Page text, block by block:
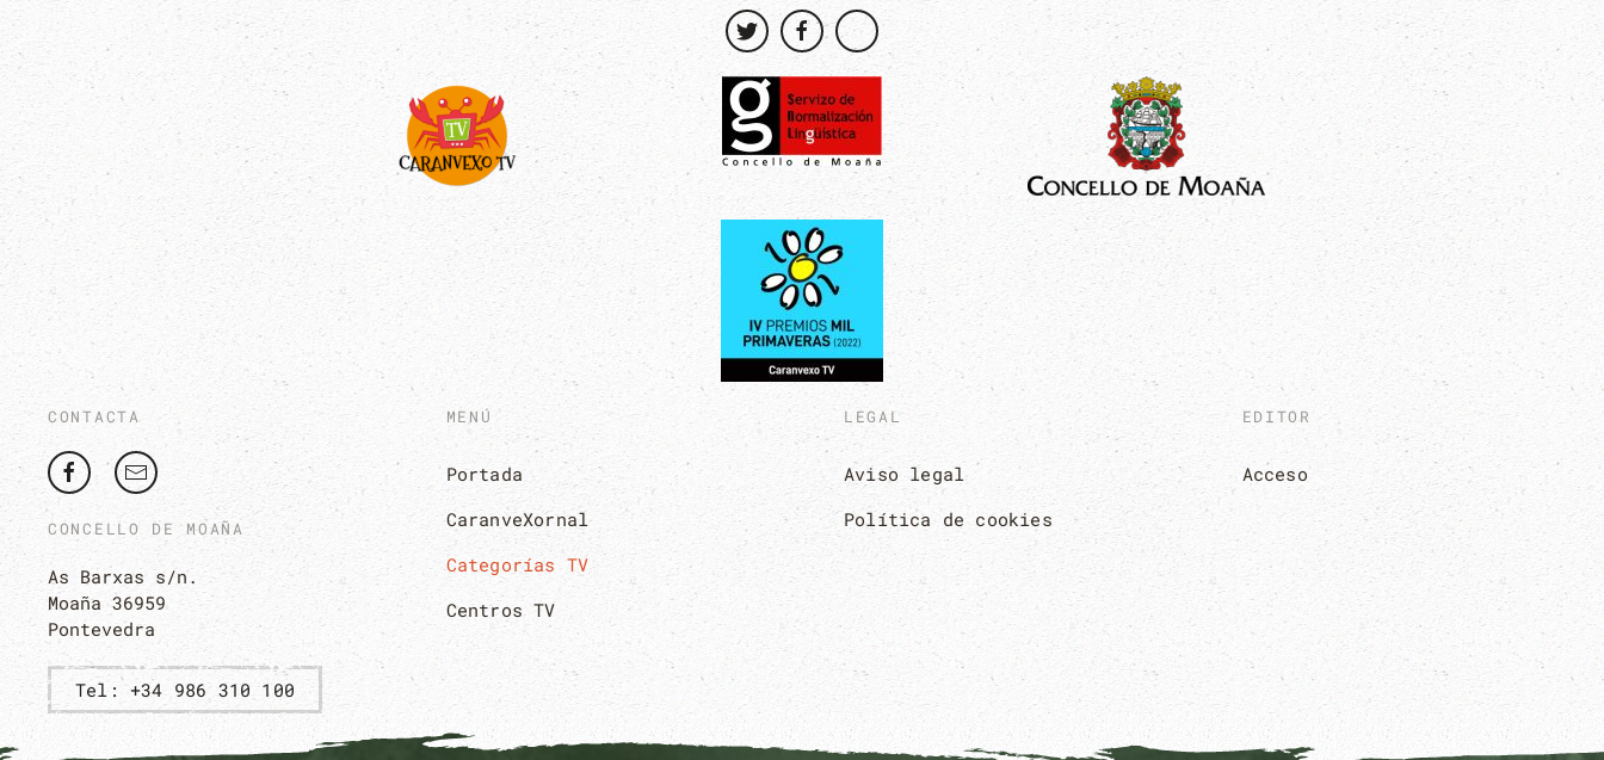
CONTACTA
CONCELLO DE MOAÑA
As Barxas s/n.
Moaña 36959
Pontevedra
Tel: +34 986 310 100
MENÚ
Portada
CaranveXornal
Categorías TV
Centros TV
LEGAL
Aviso legal
Política de cookies
EDITOR
Acceso